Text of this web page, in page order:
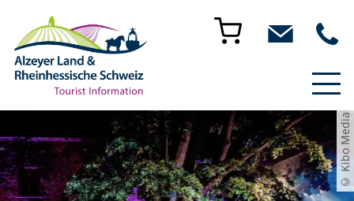
© Kibo Media